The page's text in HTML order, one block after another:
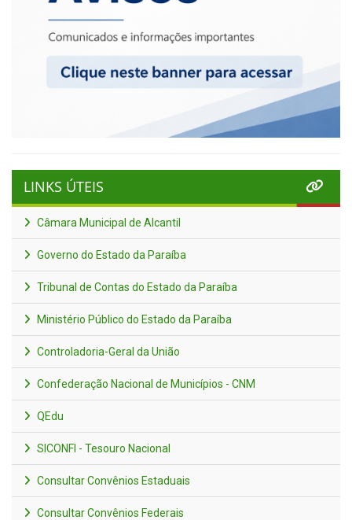
LINKS ÚTEIS
Câmara Municipal de Alcantil
Governo do Estado da Paraíba
Tribunal de Contas do Estado da Paraíba
Ministério Público do Estado da Paraíba
Controladoria-Geral da União
Confederação Nacional de Municípios - CNM
QEdu
SICONFI - Tesouro Nacional
Consultar Convênios Estaduais
Consultar Convênios Federais